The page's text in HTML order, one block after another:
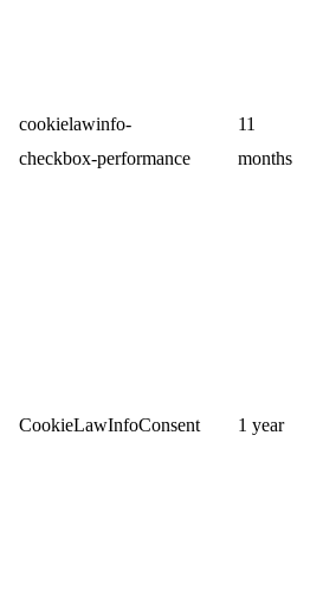
cookielawinfo-
checkbox-performance
11
months
CookieLawInfoConsent 1 year